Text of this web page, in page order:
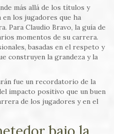
más allá de los títulos y
los jugadores que ha
Para Claudio Bravo, la guía de
momentos de su carrera.
basadas en el respeto y
construyen la grandeza y la
fue un recordatorio de la
impacto positivo que un buen
de los jugadores y en el